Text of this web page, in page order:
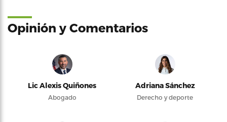
Opinión y Comentarios
Lic Alexis Quiñones
Abogado
Adriana Sánchez
Derecho y deporte